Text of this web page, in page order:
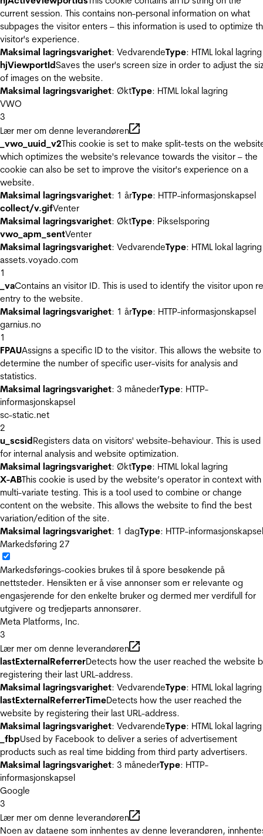
current session. This contains non-personal information on what
subpages the visitor enters – this information is used to optimize
visitor's experience.
Maksimal lagringsvarighet: VedvarendeType: HTML lokal lagring
hjViewportIdSaves the user's screen size in order to adjust the
of images on the website.
Maksimal lagringsvarighet: ØktType: HTML lokal lagring
VWO
3
Lær mer om denne leverandøren
_vwo_uuid_v2This cookie is set to make split-tests on the
which optimizes the website's relevance towards the visitor – the
cookie can also be set to improve the visitor's experience on a
website.
Maksimal lagringsvarighet: 1 årType: HTTP-informasjonskapsel
collect/v.gifVenter
Maksimal lagringsvarighet: ØktType: Pikselsporing
vwo_apm_sentVenter
Maksimal lagringsvarighet: VedvarendeType: HTML lokal lagring
assets.voyado.com
1
_vaContains an visitor ID. This is used to identify the visitor upon
entry to the website.
Maksimal lagringsvarighet: 1 årType: HTTP-informasjonskapsel
garnius.no
1
FPAUAssigns a specific ID to the visitor. This allows the website to
determine the number of specific user-visits for analysis and
statistics.
Maksimal lagringsvarighet: 3 månederType: HTTP-
informasjonskapsel
sc-static.net
2
u_scsidRegisters data on visitors' website-behaviour. This is used
for internal analysis and website optimization.
Maksimal lagringsvarighet: ØktType: HTML lokal lagring
X-ABThis cookie is used by the website’s operator in context with
multi-variate testing. This is a tool used to combine or change
content on the website. This allows the website to find the best
variation/edition of the site.
Maksimal lagringsvarighet: 1 dagType: HTTP-informasjonskapsel
Markedsføring 27
Markedsførings-cookies brukes til å spore besøkende på
nettsteder. Hensikten er å vise annonser som er relevante og
engasjerende for den enkelte bruker og dermed mer verdifull for
utgivere og tredjeparts annonsører.
Meta Platforms, Inc.
3
Lær mer om denne leverandøren
lastExternalReferrerDetects how the user reached the website
registering their last URL-address.
Maksimal lagringsvarighet: VedvarendeType: HTML lokal lagring
lastExternalReferrerTimeDetects how the user reached the
website by registering their last URL-address.
Maksimal lagringsvarighet: VedvarendeType: HTML lokal lagring
_fbpUsed by Facebook to deliver a series of advertisement
products such as real time bidding from third party advertisers.
Maksimal lagringsvarighet: 3 månederType: HTTP-
informasjonskapsel
Google
3
Lær mer om denne leverandøren
Noen av dataene som innhentes av denne leverandøren,